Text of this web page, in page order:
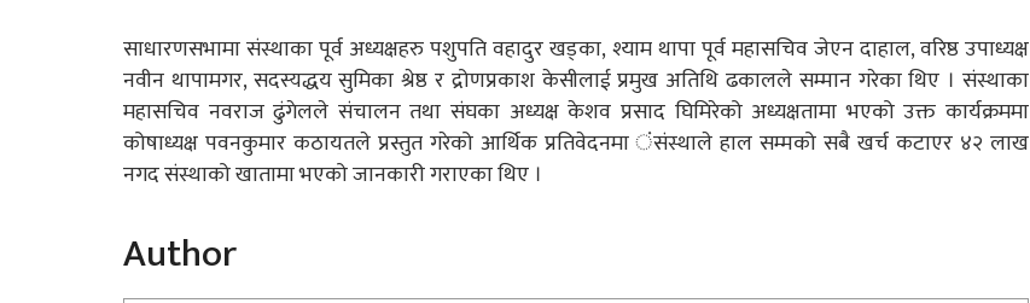
साधारणसभामा संस्थाका पूर्व अध्यक्षहरु पशुपति वहादुर खड्का, श्याम थापा पूर्व महासचिव जेएन दाहाल, वरिष्ठ उपाध्यक्ष
नवीन थापामगर, सदस्यद्धय सुमिका श्रेष्ठ र द्रोणप्रकाश केसीलाई प्रमुख अतिथि ढकालले सम्मान गरेका थिए । संस्थाका
महासचिव नवराज ढुंगेलले संचालन तथा संघका अध्यक्ष केशव प्रसाद घिमिरेको अध्यक्षतामा भएको उक्त कार्यक्रममा
कोषाध्यक्ष पवनकुमार कठायतले प्रस्तुत गरेको आर्थिक प्रतिवेदनमा ंसंस्थाले हाल सम्मको सबै खर्च कटाएर ४२ लाख
नगद संस्थाको खातामा भएको जानकारी गराएका थिए ।
Author